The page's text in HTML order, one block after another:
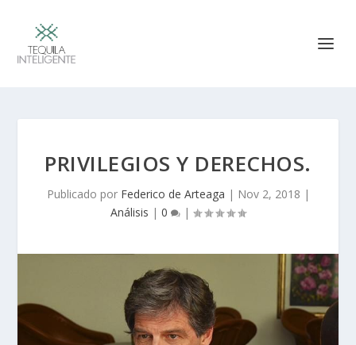
PRIVILEGIOS Y DERECHOS.
Publicado por Federico de Arteaga | Nov 2, 2018 |
Análisis | 0 |